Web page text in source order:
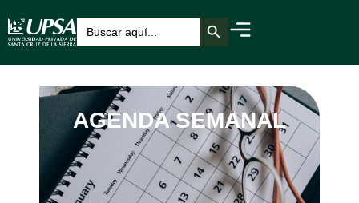
Buscar: Botón de búsqueda
AGENDA SEMANAL